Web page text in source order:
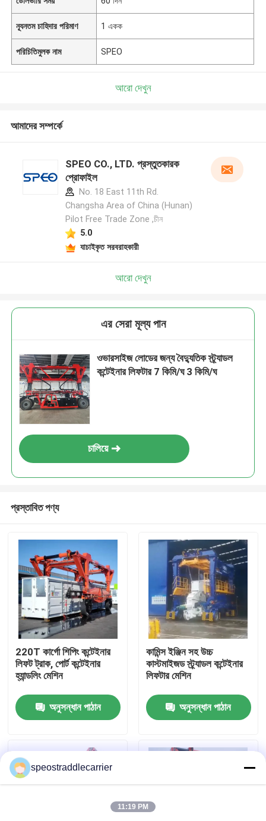
পণ্য
ন্যূনতম চাহিদার পরিমাণ 1 একক
পরিচিতিমুলক নাম SPEO
আরো দেখুন
আমাদের সম্পর্কে
SPEO CO., LTD. প্রস্তুতকারক
প্রোফাইল
No. 18 East 11th Rd.
Changsha Area of China (Hunan)
Pilot Free Trade Zone ,চীন
5.0
যাচাইকৃত সরবরাহকারী
আরো দেখুন
এর সেরা মূল্য পান
ওভারসাইজ লোডের জন্য বৈদ্যুতিক স্ট্র্যাডল
কন্টেইনার লিফটার 7 কিমি/ঘ 3 কিমি/ঘ
চালিয়ে
প্রস্তাবিত পণ্য
220T কার্গো শিপিং কন্টেইনার
লিফট ট্রাক, পোর্ট কন্টেইনার
হ্যান্ডলিং মেশিন
অনুসন্ধান পাঠান
কামিন্স ইঞ্জিন সহ উচ্চ
কাস্টমাইজড স্ট্র্যাডল কন্টেইনার
লিফটার মেশিন
অনুসন্ধান পাঠান
speostraddlecarrier
11:19 PM